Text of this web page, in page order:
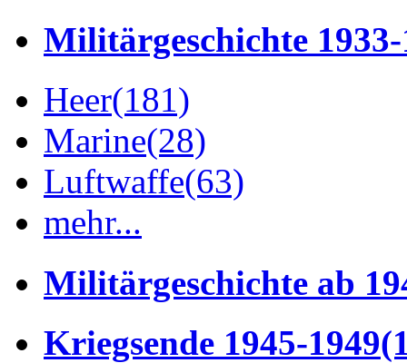
Militärgeschichte 1933-
Heer(181)
Marine(28)
Luftwaffe(63)
mehr...
Militärgeschichte ab
Kriegsende 1945-1949